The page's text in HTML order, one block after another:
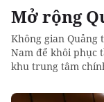
Mở rộng
Không gian
Nam để khôi phục
khu trung tâm